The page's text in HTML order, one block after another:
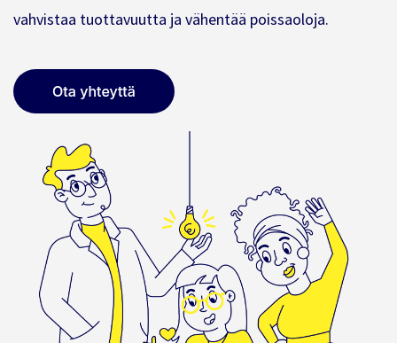
vahvistaa tuottavuutta ja vähentää poissaoloja.